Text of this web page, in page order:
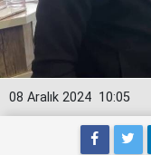
10:05
08 Aralık 2024